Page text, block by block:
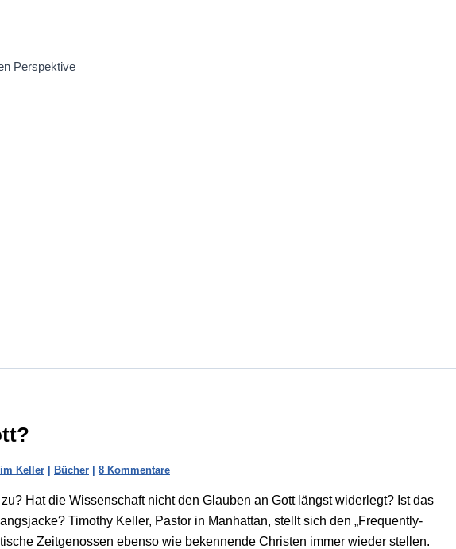
Perspektive
Keller | Bücher | 8 Kommentare
Hat die Wissenschaft nicht den Glauben an Gott längst widerlegt? Ist das
Timothy Keller, Pastor in Manhattan, stellt sich den „Frequently-
Zeitgenossen ebenso wie bekennende Christen immer wieder stellen.